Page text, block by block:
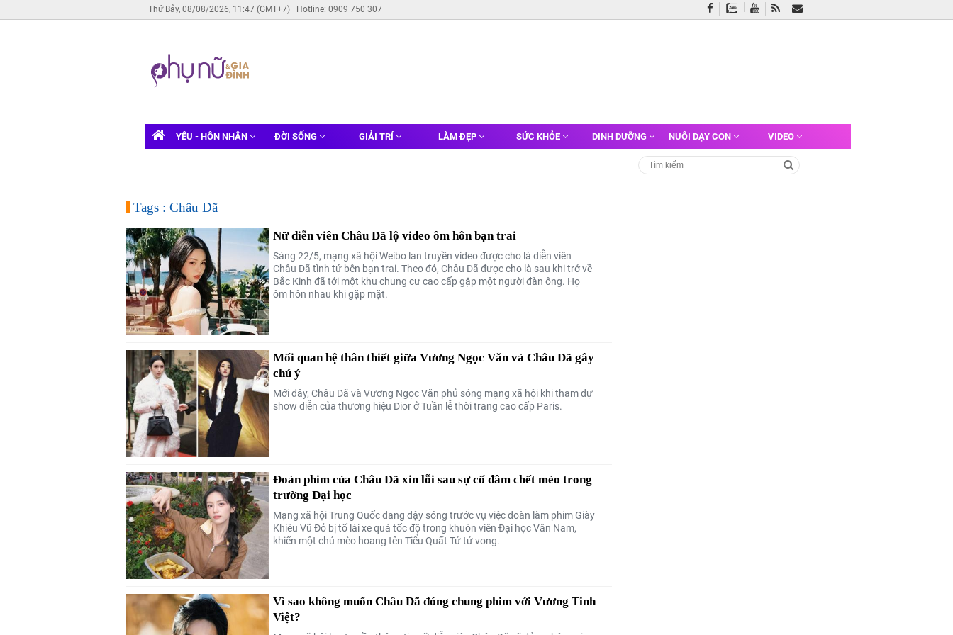
Thứ Bảy, 08/08/2026, 11:47 (GMT+7) Hotline: 0909 750 307
YÊU - HÔN NHÂN ĐỜI SỐNG GIẢI TRÍ LÀM ĐẸP SỨC KHỎE DINH DƯỠNG NUÔI DẠY CON VIDEO
Tags : Châu Dã
Nữ diễn viên Châu Dã lộ video ôm hôn bạn trai
Sáng 22/5, mạng xã hội Weibo lan truyền video được cho là diễn viên
Châu Dã tình tứ bên bạn trai. Theo đó, Châu Dã được cho là sau khi trở về
Bắc Kinh đã tới một khu chung cư cao cấp gặp một người đàn ông. Họ
ôm hôn nhau khi gặp mặt.
Mối quan hệ thân thiết giữa Vương Ngọc Văn và Châu Dã gây
chú ý
Mới đây, Châu Dã và Vương Ngọc Văn phủ sóng mạng xã hội khi tham dự
show diễn của thương hiệu Dior ở Tuần lễ thời trang cao cấp Paris.
Đoàn phim của Châu Dã xin lỗi sau sự cố đâm chết mèo trong
trường Đại học
Mạng xã hội Trung Quốc đang dậy sóng trước vụ việc đoàn làm phim Giày
Khiêu Vũ Đỏ bị tố lái xe quá tốc độ trong khuôn viên Đại học Vân Nam,
khiến một chú mèo hoang tên Tiểu Quất Tử tử vong.
Vì sao không muốn Châu Dã đóng chung phim với Vương Tinh
Việt?